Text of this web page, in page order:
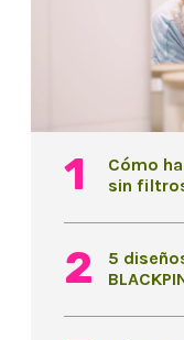
Cómo
sin
5